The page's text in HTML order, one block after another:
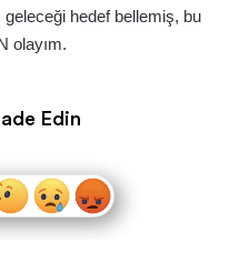
hedef bellemiş, bu
olayım.
Edin